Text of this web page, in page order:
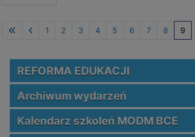
1 2 3 4 5 6 7 8 9
REFORMA EDUKACJI
Archiwum wydarzeń
Kalendarz szkoleń MODM BCE